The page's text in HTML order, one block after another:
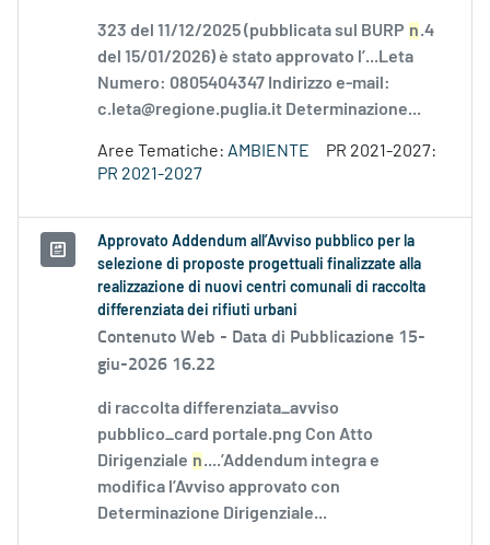
323 del 11/12/2025 (pubblicata sul BURP n.4
del 15/01/2026) è stato approvato l’...Leta
Numero: 0805404347 Indirizzo e-mail:
c.leta@regione.puglia.it Determinazione...
Aree Tematiche: AMBIENTE
PR 2021-2027:
PR 2021-2027
Approvato Addendum all’Avviso pubblico per la
selezione di proposte progettuali finalizzate alla
realizzazione di nuovi centri comunali di raccolta
differenziata dei rifiuti urbani
Contenuto Web - Data di Pubblicazione 15-
giu-2026 16.22
di raccolta differenziata_avviso
pubblico_card portale.png Con Atto
Dirigenziale n....’Addendum integra e
modifica l’Avviso approvato con
Determinazione Dirigenziale...